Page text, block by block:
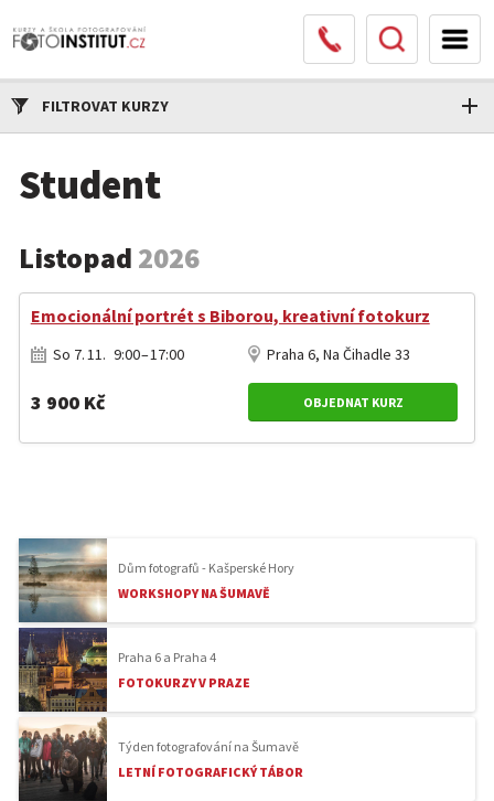
FILTROVAT KURZY
Student
Listopad 2026
Emocionální portrét s Biborou, kreativní fotokurz
So 7. 11. 9:00 – 17:00 Praha 6, Na Čihadle 33
3 900 Kč OBJEDNAT KURZ
Dům fotografů - Kašperské Hory
WORKSHOPY NA ŠUMAVĚ
Praha 6 a Praha 4
FOTOKURZY V PRAZE
Týden fotografování na Šumavě
LETNÍ FOTOGRAFICKÝ TÁBOR